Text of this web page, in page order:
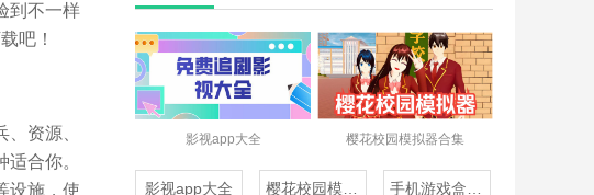
到不一样
吧！
资源、
合你。
设施，使
影视app大全 樱花校园模拟器合集
影视app大全